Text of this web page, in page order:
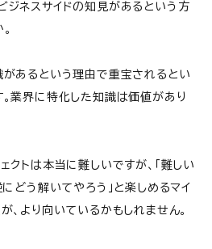
ジネスサイドの知見があるという方
があるという理由で重宝されるとい
業界に特化した知識は価値があり
トは本当に難しいですが、「難しい
にどう解いてやろう」と楽しめるマイ
、より向いているかもしれません。